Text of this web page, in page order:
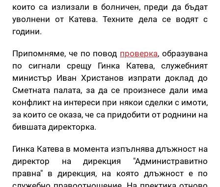
които са излизали в болничен, преди да бъдат
уволнени от Катева. Техните дела се водят с
години.
Припомняме, че по повод проверка, образувана
по сигнали срещу Гинка Катева, служебният
министър Иван Христанов изпрати доклад до
Сметната палата, за да се произнесе дали има
конфликт на интереси при някои сделки с имоти,
за които се оказа, че са придобити от роднини на
бившата директорка.
Гинка Катева в момента изпълнява длъжност на
директор на дирекция "Администравитно
правна" в дирекция, на която длъжност е по